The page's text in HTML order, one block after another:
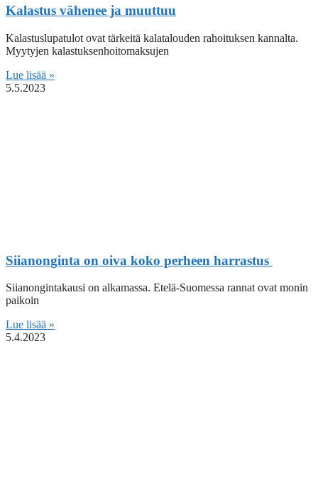
Kalastus vähenee ja muuttuu
Kalastuslupatulot ovat tärkeitä kalatalouden rahoituksen kannalta.
Myytyjen kalastuksenhoitomaksujen
Lue lisää »
5.5.2023
Siianonginta on oiva koko perheen harrastus
Siianongintakausi on alkamassa. Etelä-Suomessa rannat ovat monin
paikoin
Lue lisää »
5.4.2023